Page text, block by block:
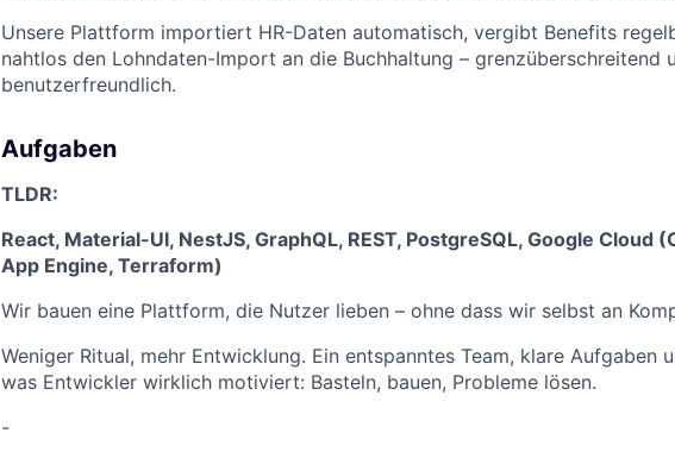
Unsere Plattform importiert HR-Daten automatisch, vergibt Benefits
nahtlos den Lohndaten-Import an die Buchhaltung – grenzüberschreitend
benutzerfreundlich.
Aufgaben
TLDR:
React, Material-UI, NestJS, GraphQL, REST, PostgreSQL, Google Cloud
App Engine, Terraform)
Wir bauen eine Plattform, die Nutzer lieben – ohne dass wir selbst an
Weniger Ritual, mehr Entwicklung. Ein entspanntes Team, klare Aufgaben
was Entwickler wirklich motiviert: Basteln, bauen, Probleme lösen.
-